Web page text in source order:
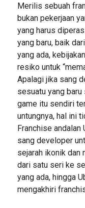
Merilis sebuah
bukan pekerjaan
yang harus
yang baru, baik
yang ada,
resiko untuk
Apalagi jika sang
sesuatu yang baru
game itu sendiri
untungnya, hal ini
Franchise
sang developer
sejarah ikonik dan
dari satu seri ke
yang ada, hingga
mengakhiri